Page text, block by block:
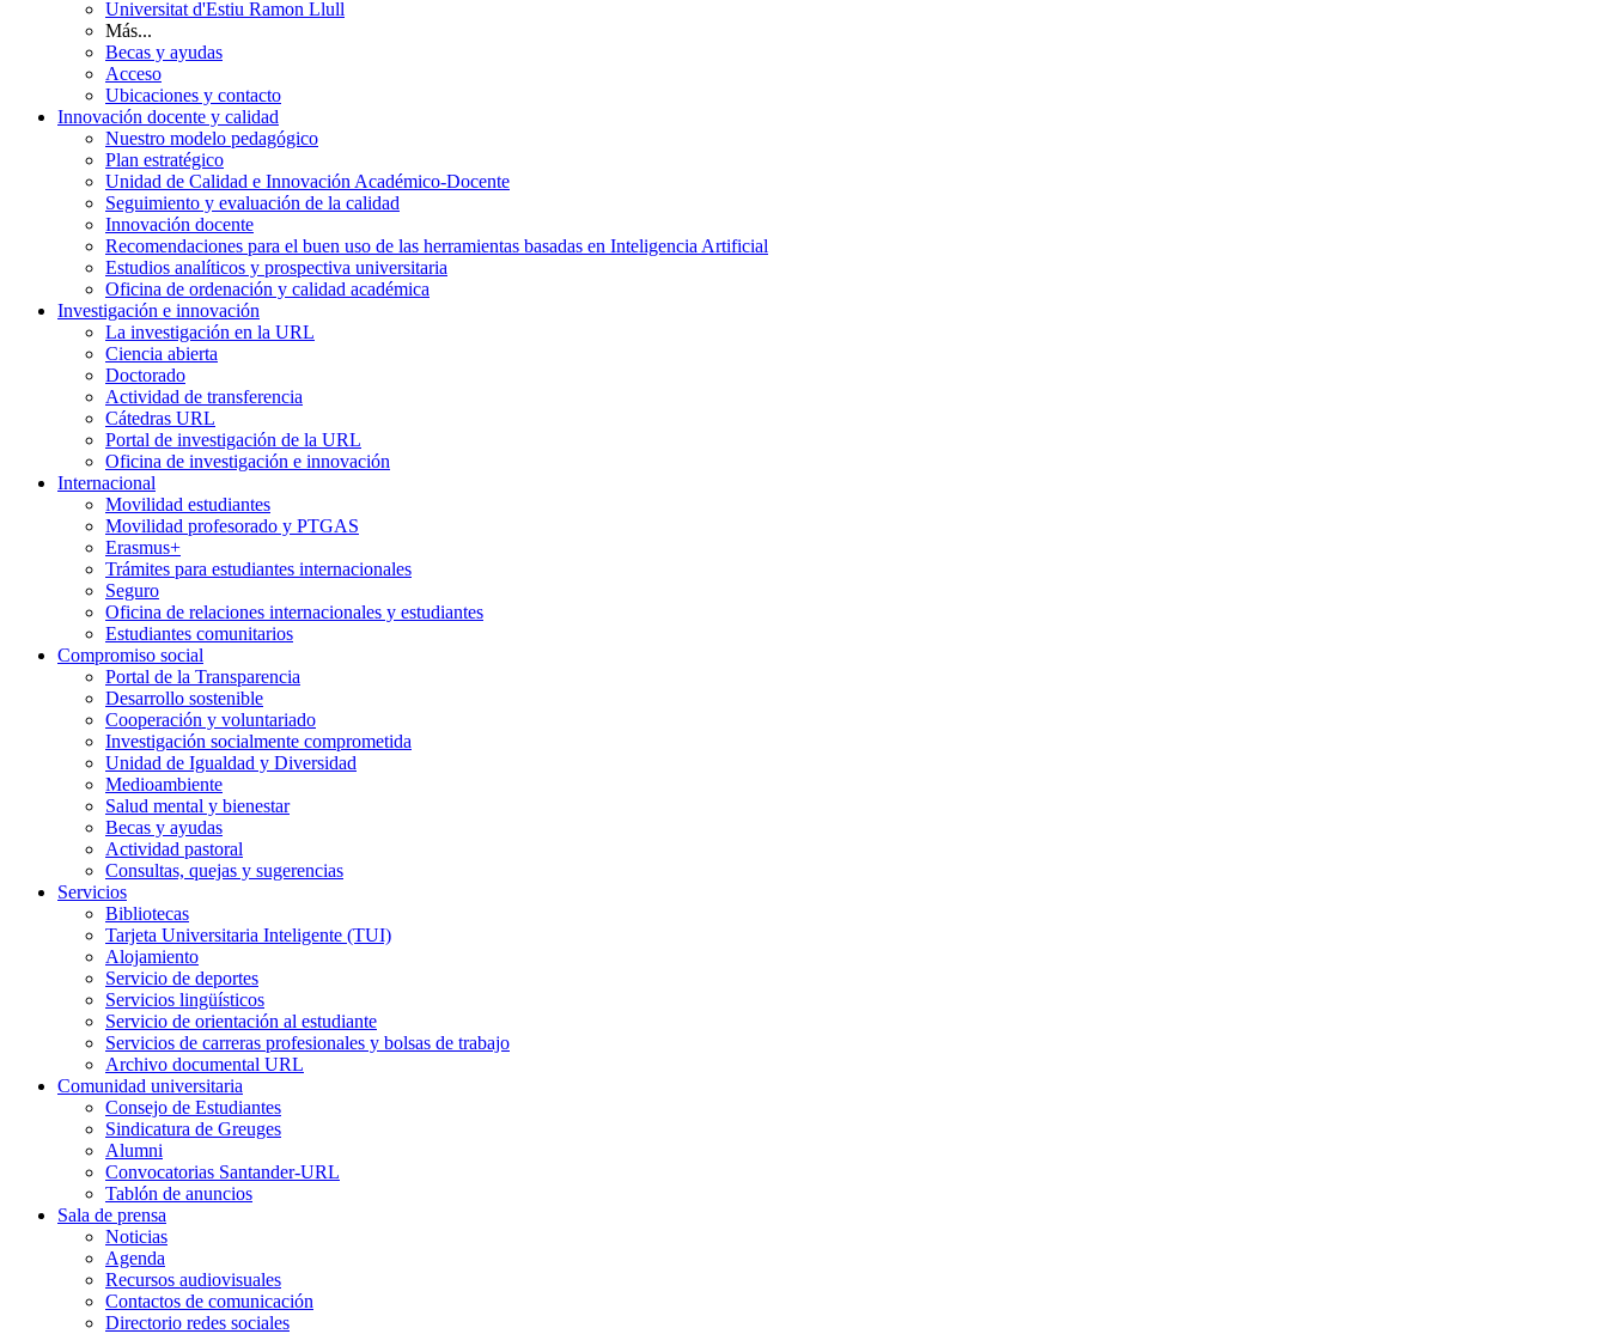
Universitat d'Estiu Ramon Llull
Más...
Becas y ayudas
Acceso
Ubicaciones y contacto
Innovación docente y calidad
Nuestro modelo pedagógico
Plan estratégico
Unidad de Calidad e Innovación Académico-Docente
Seguimiento y evaluación de la calidad
Innovación docente
Recomendaciones para el buen uso de las herramientas basadas en Inteligencia Artificial
Estudios analíticos y prospectiva universitaria
Oficina de ordenación y calidad académica
Investigación e innovación
La investigación en la URL
Ciencia abierta
Doctorado
Actividad de transferencia
Cátedras URL
Portal de investigación de la URL
Oficina de investigación e innovación
Internacional
Movilidad estudiantes
Movilidad profesorado y PTGAS
Erasmus+
Trámites para estudiantes internacionales
Seguro
Oficina de relaciones internacionales y estudiantes
Estudiantes comunitarios
Compromiso social
Portal de la Transparencia
Desarrollo sostenible
Cooperación y voluntariado
Investigación socialmente comprometida
Unidad de Igualdad y Diversidad
Medioambiente
Salud mental y bienestar
Becas y ayudas
Actividad pastoral
Consultas, quejas y sugerencias
Servicios
Bibliotecas
Tarjeta Universitaria Inteligente (TUI)
Alojamiento
Servicio de deportes
Servicios lingüísticos
Servicio de orientación al estudiante
Servicios de carreras profesionales y bolsas de trabajo
Archivo documental URL
Comunidad universitaria
Consejo de Estudiantes
Sindicatura de Greuges
Alumni
Convocatorias Santander-URL
Tablón de anuncios
Sala de prensa
Noticias
Agenda
Recursos audiovisuales
Contactos de comunicación
Directorio redes sociales